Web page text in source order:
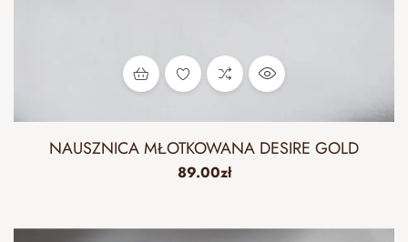
NAUSZNICA MŁOTKOWANA DESIRE GOLD
89.00zł